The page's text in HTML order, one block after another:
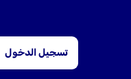
تسجيل الدخول